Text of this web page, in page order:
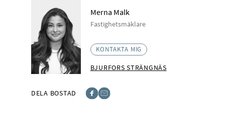
Merna Malk
Fastighetsmäklare
KONTAKTA MIG
BJURFORS STRÄNGNÄS
DELA BOSTAD